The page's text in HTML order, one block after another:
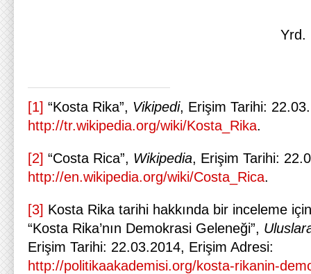
Yrd.
[1] “Kosta Rika”, Vikipedi, Erişim Tarihi:
http://tr.wikipedia.org/wiki/Kosta_Rika.
[2] “Costa Rica”, Wikipedia, Erişim Tarihi:
http://en.wikipedia.org/wiki/Costa_Rica.
[3] Kosta Rika tarihi hakkında bir inceleme
“Kosta Rika’nın Demokrasi Geleneği”,
Erişim Tarihi: 22.03.2014, Erişim Adresi:
http://politikaakademisi.org/kosta-rikanin-